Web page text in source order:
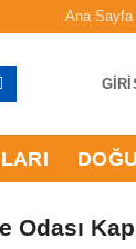
Ana Sayfa
Odası